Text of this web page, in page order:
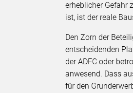
erheblicher Gefahr
ist, ist der reale
Den Zorn der
entscheidenden
der ADFC oder
anwesend. Dass
für den